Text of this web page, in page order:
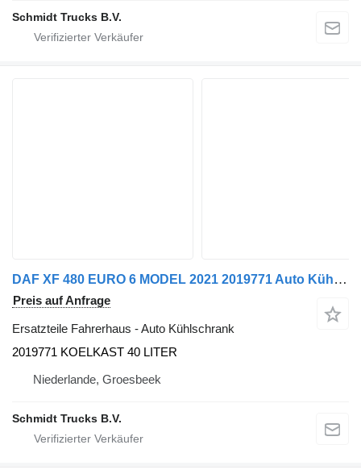
Schmidt Trucks B.V.
DAF XF 480 EURO 6 MODEL 2021 2019771 Auto Kühlschrank für LKW
Preis auf Anfrage
Ersatzteile Fahrerhaus - Auto Kühlschrank
2019771 KOELKAST 40 LITER
Niederlande, Groesbeek
Schmidt Trucks B.V.